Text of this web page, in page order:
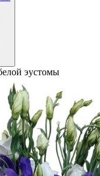
эустомы